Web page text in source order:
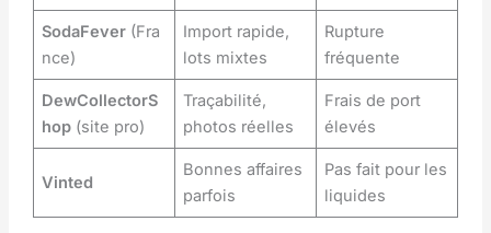
SodaFever (Fra
nce)
Import rapide,
lots mixtes
Rupture
fréquente
DewCollectorS
hop (site pro)
Traçabilité,
photos réelles
Frais de port
élevés
Vinted
Bonnes affaires
parfois
Pas fait pour les
liquides